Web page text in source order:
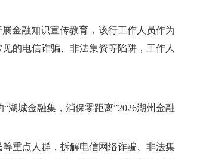
金融知识宣传教育，该行工作人员作为
的电信诈骗、非法集资等陷阱，工作人
城金融集，消保零距离”2026湖州金融
重点人群，拆解电信网络诈骗、非法集